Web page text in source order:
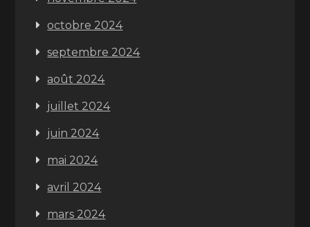
octobre 2024
septembre 2024
août 2024
juillet 2024
juin 2024
mai 2024
avril 2024
mars 2024